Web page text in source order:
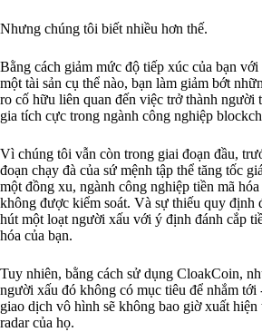
Nhưng chúng tôi biết nhiều hơn thế.
Bằng cách giảm mức độ tiếp xúc của bạn
một tài sản cụ thể nào, bạn làm giảm bớt
ro cố hữu liên quan đến việc trở thành người
gia tích cực trong ngành công nghiệp
Vì chúng tôi vẫn còn trong giai đoạn đầu,
đoạn chạy đà của sứ mệnh tập thể tăng tốc
một đồng xu, ngành công nghiệp tiền mã hóa
không được kiểm soát. Và sự thiếu quy định
hút một loạt người xấu với ý định đánh cắp
hóa của bạn.
Tuy nhiên, bằng cách sử dụng CloakCoin,
người xấu đó không có mục tiêu để nhắm tới
giao dịch vô hình sẽ không bao giờ xuất hiện
radar của họ.